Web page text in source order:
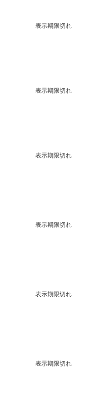
表示期限切れ
表示期限切れ
表示期限切れ
表示期限切れ
表示期限切れ
表示期限切れ